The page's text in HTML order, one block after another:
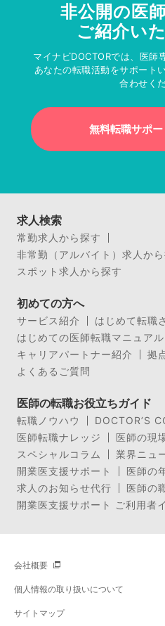
非公開の医
ご紹介い
マイナビDOCTORでは、医師
あなたの転職活動をサポート
合わせく
無料転職サポ
求人検索
常勤求人から探す
非常勤（アルバイト）求人か
スポット求人から探す
初めての方へ
サービス紹介
はじめて転職
はじめての医師転職マニュアル
キャリアパートナー紹介
拠
よくあるご質問
医師の転職お役立ちガイド
転職ノウハウ
DOCTOR’S
医師転職ナレッジ
医師の現
スペシャルコラム
業界ニュ
開業医支援サポート
医師の
求人のお知らせ代行
医師の
開業医支援サポート ご利用者
会社概要
個人情報の取り扱いについて
サイトマップ